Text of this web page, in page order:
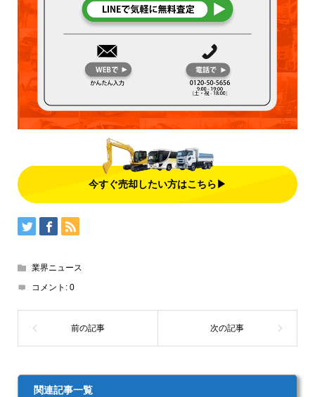
今すぐ売却したい方はこちら▶
業界ニュース
コメント: 0
関連記事一覧